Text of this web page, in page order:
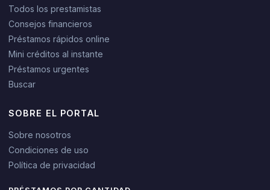
Todos los prestamistas
Consejos financieros
Préstamos rápidos online
Mini créditos al instante
Préstamos urgentes
Buscar
SOBRE EL PORTAL
Sobre nosotros
Condiciones de uso
Política de privacidad